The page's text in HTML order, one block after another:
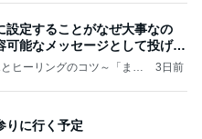
設定することがなぜ大事なの
可能なメッセージとして投げる
ヒーリングのコツ～「まと
3日前
りに行く予定